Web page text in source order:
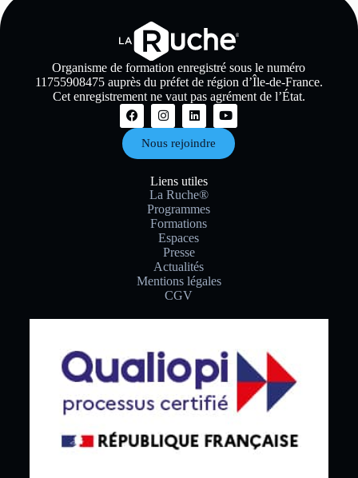
Organisme de formation enregistré sous le numéro
11755908475 auprès du préfet de région d’Île-de-France.
Cet enregistrement ne vaut pas agrément de l’État.
Nous rejoindre
Liens utiles
La Ruche®
Programmes
Formations
Espaces
Presse
Actualités
Mentions légales
CGV